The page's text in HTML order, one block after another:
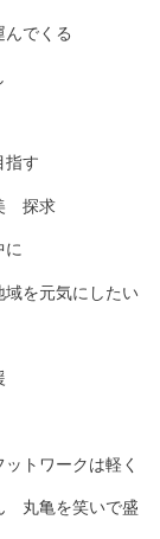
でくる
す
探求
を元気にしたい
ワークは軽く
丸亀を笑いで盛